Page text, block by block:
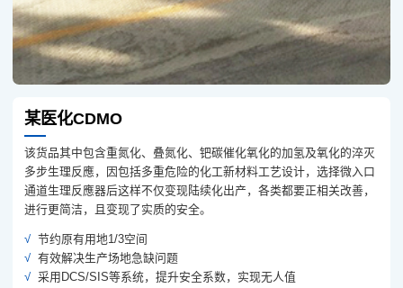
某医化CDMO
该货品其中包含重氮化、叠氮化、钯碳催化氧化的加氢及氧化的淬灭
多步生理反應，因包括多重危险的化工新材料工艺设计，选择微入口
通道生理反應器后这样不仅变现陆续化出产，各类都要正相关改善，
进行更简洁，且变现了实质的安全。
节约原有用地1/3空间
有效解决生产场地急缺问题
采用DCS/SIS等系统，提升安全系数，实现无人值